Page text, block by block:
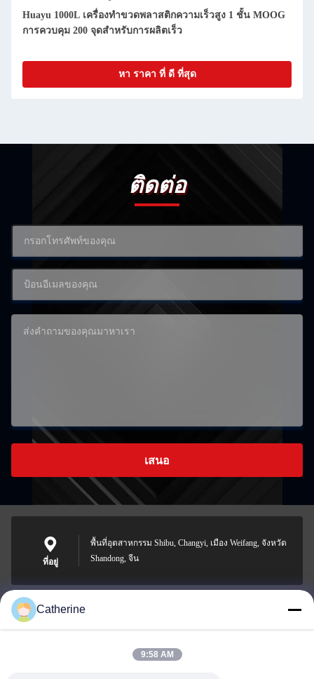
Huayu 1000L เครื่องทําขวดพลาสติกความเร็วสูง 1 ชั้น MOOG
การควบคุม 200 จุดสําหรับการผลิตเร็ว
หา ราคา ที่ ดี ที่สุด
ติดต่อ
เสนอ
ที่อยู่
พื้นที่อุตสาหกรรม Shibu, Changyi, เมือง Weifang, จังหวัด
Shandong, จีน
padraic@huayumachine.cn
Catherine
9:58 AM